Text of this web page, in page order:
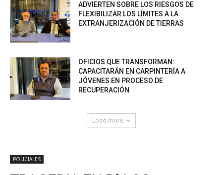
ADVIERTEN SOBRE LOS RIESGOS DE
FLEXIBILIZAR LOS LÍMITES A LA
EXTRANJERIZACIÓN DE TIERRAS
OFICIOS QUE TRANSFORMAN:
CAPACITARÁN EN CARPINTERÍA A
JÓVENES EN PROCESO DE
RECUPERACIÓN
Load more